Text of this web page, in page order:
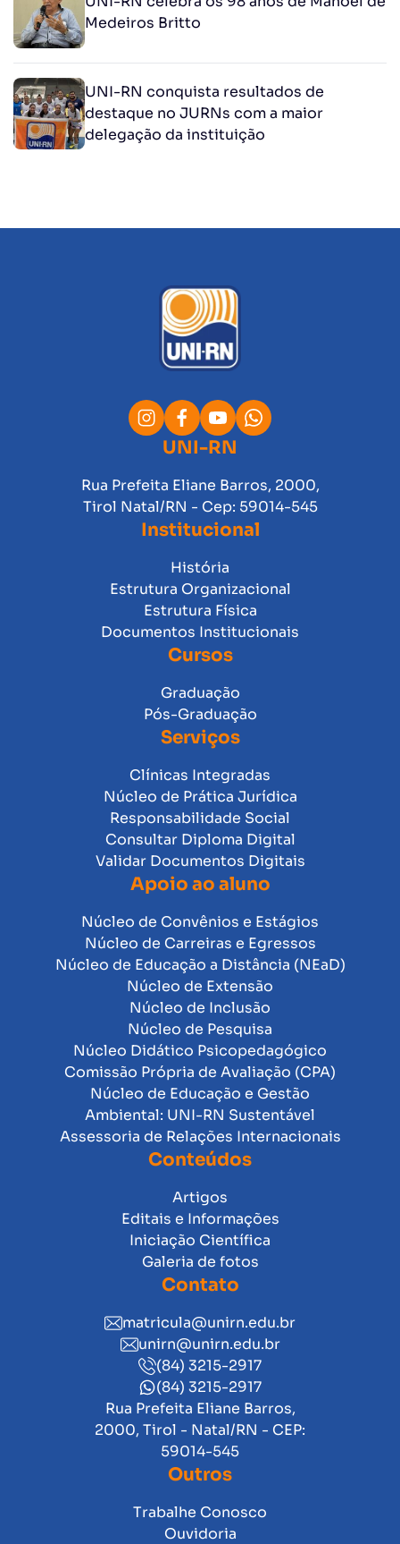
Medeiros Britto
UNI-RN conquista resultados de
destaque no JURNs com a maior
delegação da instituição
UNI-RN
Rua Prefeita Eliane Barros, 2000,
Tirol Natal/RN - Cep: 59014-545
Institucional
História
Estrutura Organizacional
Estrutura Física
Documentos Institucionais
Cursos
Graduação
Pós-Graduação
Serviços
Clínicas Integradas
Núcleo de Prática Jurídica
Responsabilidade Social
Consultar Diploma Digital
Validar Documentos Digitais
Apoio ao aluno
Núcleo de Convênios e Estágios
Núcleo de Carreiras e Egressos
Núcleo de Educação a Distância (NEaD)
Núcleo de Extensão
Núcleo de Inclusão
Núcleo de Pesquisa
Núcleo Didático Psicopedagógico
Comissão Própria de Avaliação (CPA)
Núcleo de Educação e Gestão
Ambiental: UNI-RN Sustentável
Assessoria de Relações Internacionais
Conteúdos
Artigos
Editais e Informações
Iniciação Científica
Galeria de fotos
Contato
matricula@unirn.edu.br
unirn@unirn.edu.br
(84) 3215-2917
(84) 3215-2917
Rua Prefeita Eliane Barros,
2000, Tirol - Natal/RN - CEP:
59014-545
Outros
Trabalhe Conosco
Ouvidoria